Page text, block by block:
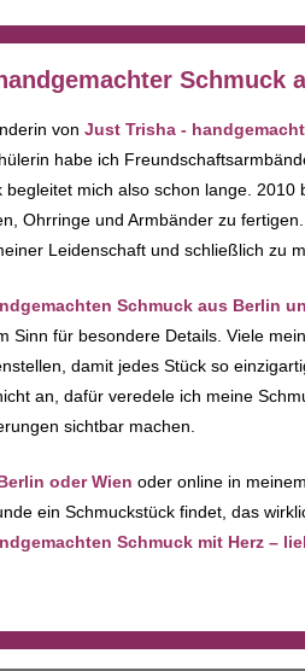
Schmuck
von Just Trisha -
habe ich
begleitet mich also schon lange. 2010
Ohrringe und Armbänder zu
Leidenschaft und schließlich zu
Schmuck aus Berlin
Sinn für besondere Details. Viele
damit jedes Stück so
an, dafür veredele ich meine
sichtbar machen.
oder Wien oder online in
ein Schmuckstück findet, das
Schmuck mit Herz –